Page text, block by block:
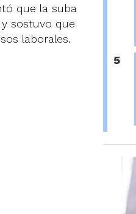
que la suba
sostuvo que
laborales.
5